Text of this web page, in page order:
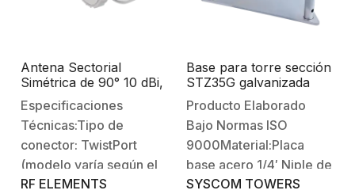
Antena Sectorial
Simétrica de 90° 10 dBi,
5180-6400 MHz, sin
lóbulos laterales, para
exterior, listas para
TwistPort con Cambium,
Mimosa, Ubiquiti y
MikroTik
Especificaciones
Técnicas:Tipo de
conector: TwistPort
(modelo varía según el
radio que se desea
RF ELEMENTS
Base para torre sección
STZ35G galvanizada
por inmersión en
caliente
Producto Elaborado
Bajo Normas ISO
9000Material:Placa
base acero 1/4′ Niple de
acero 3/4′ Galvanizado:
SYSCOM TOWERS